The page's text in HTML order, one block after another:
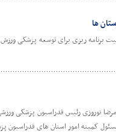
ها
برنامه ریزی برای توسعه پزشکی
نوروزی رئیس فدراسیون پزشکی
استان های فدراسیون پزشکی ورزشی و